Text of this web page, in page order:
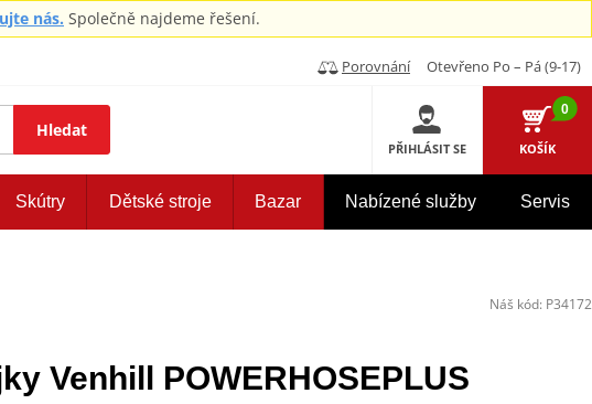
nás. Společně najdeme řešení.
Porovnání Otevřeno Po – Pá (9-17)
Hledat
PŘIHLÁSIT SE
0
KOŠÍK
Skútry Dětské stroje Bazar Nabízené služby Servis
Venhill POWERHOSEPLUS
Náš kód: P34172